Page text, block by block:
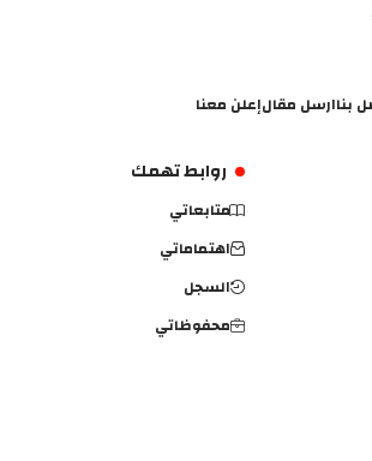
بناارسل مقالإعلن معنا
روابط تهمك
متابعاتي
اهتماماتي
السجل
محفوظاتي